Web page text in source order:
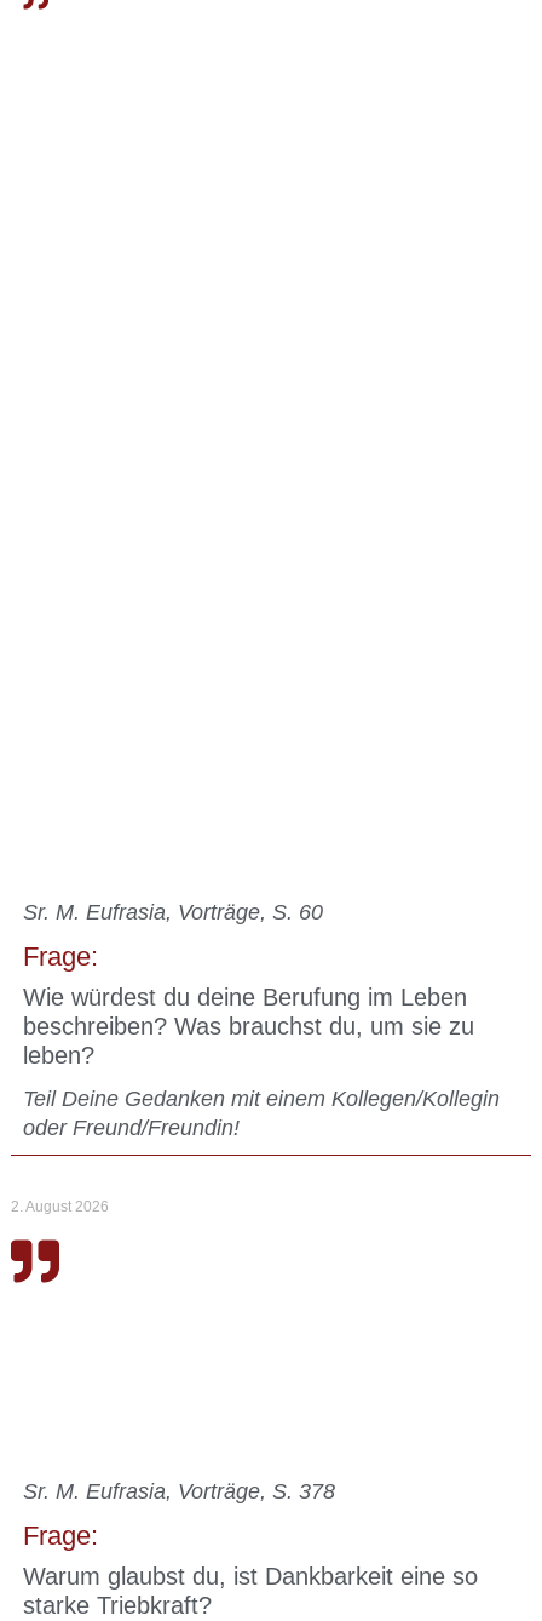
Sr. M. Eufrasia, Vorträge, S. 60
Frage:
Wie würdest du deine Berufung im Leben
beschreiben? Was brauchst du, um sie zu
leben?
Teil Deine Gedanken mit einem Kollegen/Kollegin
oder Freund/Freundin!
2. August 2026
Sr. M. Eufrasia, Vorträge, S. 378
Frage:
Warum glaubst du, ist Dankbarkeit eine so
starke Triebkraft?